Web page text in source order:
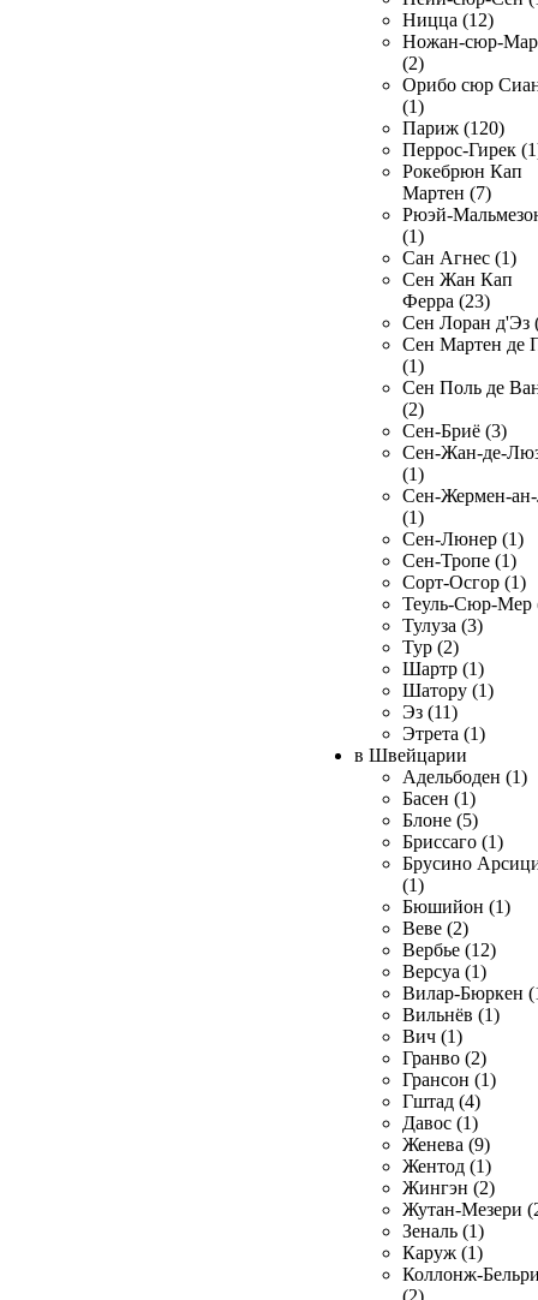
Ницца (12)
Ножан-сюр-
(2)
Орибо сюр
(1)
Париж (120)
Перрос-Гирек
Рокебрюн Кап
Мартен (7)
Рюэй-
(1)
Сан Агнес (1)
Сен Жан Кап
Ферра (23)
Сен Лоран д'Эз
Сен Мартен де
(1)
Сен Поль де
(2)
Сен-Бриё (3)
Сен-Жан-де-
(1)
Сен-Жермен-
(1)
Сен-Люнер (1)
Сен-Тропе (1)
Сорт-Осгор (1)
Теуль-Сюр-Мер
Тулуза (3)
Тур (2)
Шартр (1)
Шатору (1)
Эз (11)
Этрета (1)
в Швейцарии
Адельбоден (1)
Басен (1)
Блоне (5)
Бриссаго (1)
Брусино
(1)
Бюшийон (1)
Веве (2)
Вербье (12)
Версуа (1)
Вилар-Бюркен
Вильнёв (1)
Вич (1)
Гранво (2)
Грансон (1)
Гштад (4)
Давос (1)
Женева (9)
Жентод (1)
Жингэн (2)
Жутан-Мезери
Зеналь (1)
Каруж (1)
Коллонж-
(2)